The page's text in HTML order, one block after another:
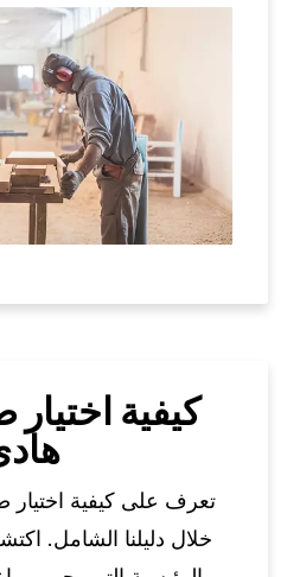
كيفية
تعرف على كيفية
خلال دليلنا الشامل.